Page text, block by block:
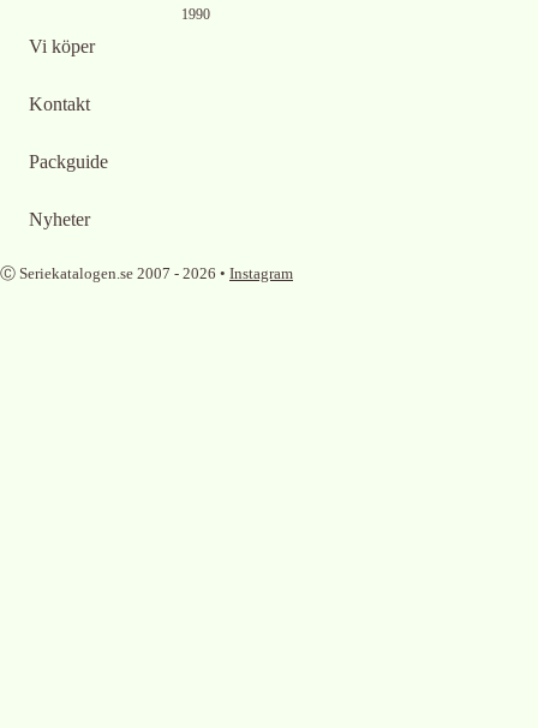
Vi köper
Kontakt
Packguide
Nyheter
1990
Ⓒ Seriekatalogen.se 2007 - 2026 • Instagram